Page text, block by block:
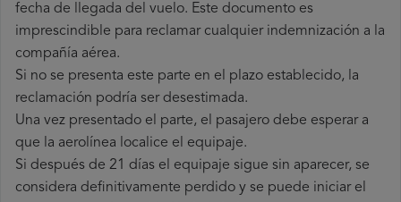
fecha de llegada del vuelo. Este documento es
imprescindible para reclamar cualquier indemnización a la
compañía aérea.
Si no se presenta este parte en el plazo establecido, la
reclamación podría ser desestimada.
Una vez presentado el parte, el pasajero debe esperar a
que la aerolínea localice el equipaje.
Si después de 21 días el equipaje sigue sin aparecer, se
considera definitivamente perdido y se puede iniciar el